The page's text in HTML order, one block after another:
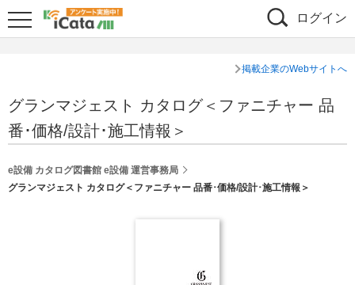
ログイン
掲載企業のWebサイトへ
グランマジェスト カタログ＜ファニチャー 品
番･価格/設計･施工情報＞
e設備 カタログ図書館 e設備 運営事務局
グランマジェスト カタログ＜ファニチャー 品番･価格/設計･施工情報＞